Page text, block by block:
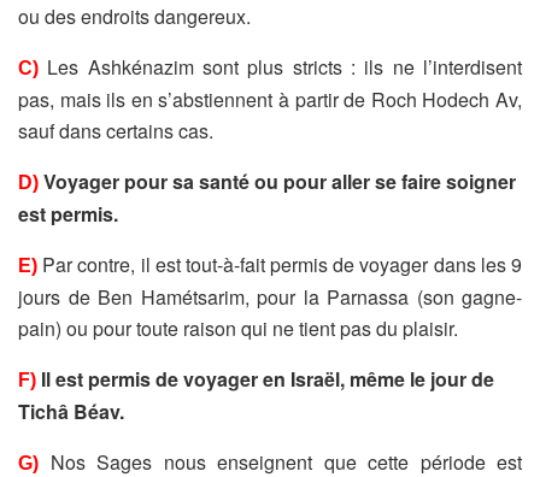
ou des endroits dangereux.
C) Les Ashkénazim sont plus stricts : ils ne l’interdisent
pas, mais ils en s’abstiennent à partir de Roch Hodech Av,
sauf dans certains cas.
D) Voyager pour sa santé ou pour aller se faire soigner
est permis.
E) Par contre, il est tout-à-fait permis de voyager dans les 9
jours de Ben Hamétsarim, pour la Parnassa (son gagne-
pain) ou pour toute raison qui ne tient pas du plaisir.
F) Il est permis de voyager en Israël, même le jour de
Tichâ Béav.
G) Nos Sages nous enseignent que cette période est